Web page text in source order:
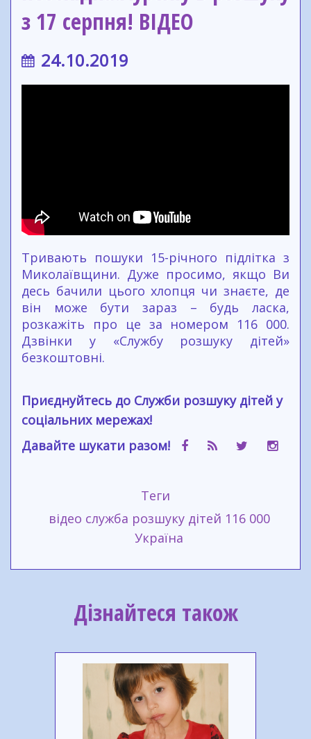
з 17 серпня! ВІДЕО
24.10.2019
Тривають пошуки 15-річного підлітка з
Миколаївщини. Дуже просимо, якщо Ви
десь бачили цього хлопця чи знаєте, де
він може бути зараз – будь ласка,
розкажіть про це за номером 116 000.
Дзвінки у «Службу розшуку дітей»
безкоштовні.
Приєднуйтесь до Служби розшуку дітей у
соціальних мережах!
Давайте шукати разом!
Теги
відео служба розшуку дітей 116 000
Україна
Дізнайтеся також